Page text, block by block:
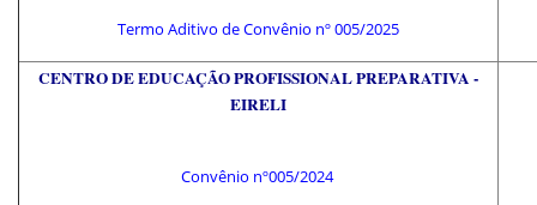
Termo Aditivo de Convênio nº 005/2025
CENTRO DE EDUCAÇÃO PROFISSIONAL PREPARATIVA -
EIRELI
Convênio nº005/2024